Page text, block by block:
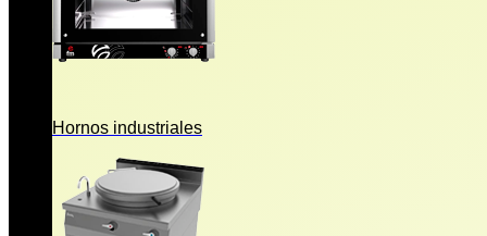
Hornos industriales